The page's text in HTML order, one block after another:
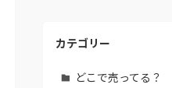
カテゴリー
どこで売ってる？